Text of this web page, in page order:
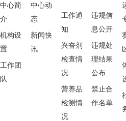
中心简
介
机构设
置
工作团
队
中心动
态
新闻快
讯
工作通
知
兴奋剂
检查情
况
营养品
检测情
况
违规信
息公开
违规处
理结果
公布
禁止合
作名单